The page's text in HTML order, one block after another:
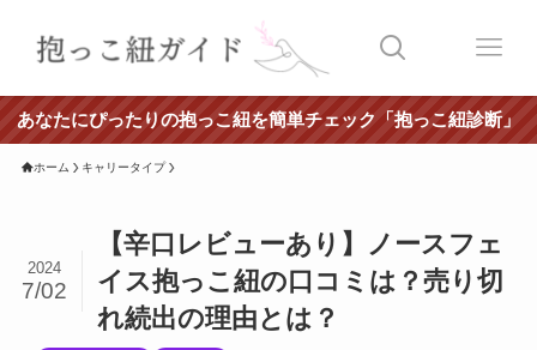
あなたにぴったりの抱っこ紐を簡単チェック「抱っこ紐診断」
ホーム キャリータイプ
【辛口レビューあり】ノースフェ
イス抱っこ紐の口コミは？売り切
れ続出の理由とは？
2024
7/02